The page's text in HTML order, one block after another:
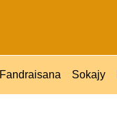
Fandraisana Sokajy